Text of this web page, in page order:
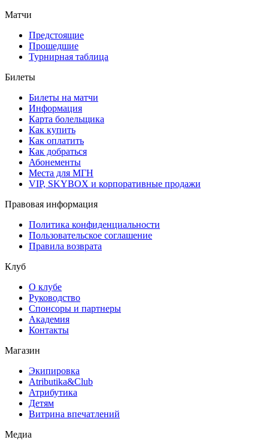
Матчи
Предстоящие
Прошедшие
Турнирная таблица
Билеты
Билеты на матчи
Информация
Карта болельщика
Как купить
Как оплатить
Как добраться
Абонементы
Места для МГН
VIP, SKYBOX и корпоративные продажи
Правовая информация
Политика конфиденциальности
Пользовательское соглашение
Правила возврата
Клуб
О клубе
Руководство
Спонсоры и партнеры
Академия
Контакты
Магазин
Экипировка
Atributika&Club
Атрибутика
Детям
Витрина впечатлений
Медиа